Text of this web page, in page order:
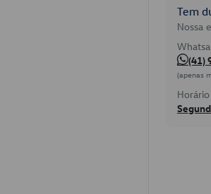
Tem
Nossa
(41)
(apenas